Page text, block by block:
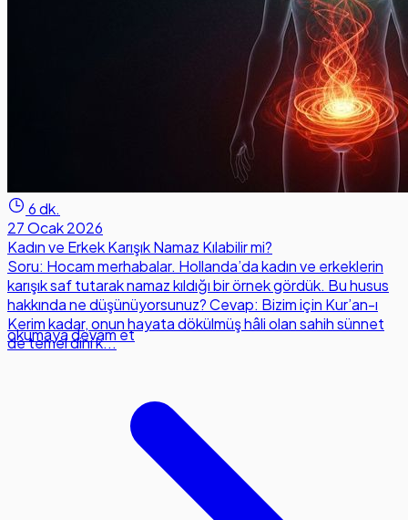
6 dk.
27 Ocak 2026
Kadın ve Erkek Karışık Namaz Kılabilir mi?
Soru: Hocam merhabalar. Hollanda’da kadın ve erkeklerin
karışık saf tutarak namaz kıldığı bir örnek gördük. Bu husus
hakkında ne düşünüyorsunuz? Cevap: Bizim için Kur’an-ı
Kerim kadar, onun hayata dökülmüş hâli olan sahih sünnet
de temel dini k...
okumaya devam et